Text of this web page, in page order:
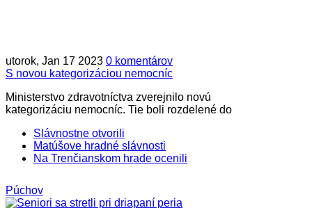
utorok, Jan 17 2023 0 komentárov
S novou kategorizáciou nemocníc
Ministerstvo zdravotníctva zverejnilo novú
kategorizáciu nemocníc. Tie boli rozdelené do
Slávnostne otvorili
Matúšove hradné slávnosti
Na Trenčianskom hrade ocenili
Púchov